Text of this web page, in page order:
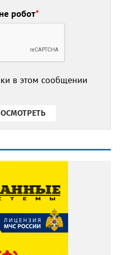
робот*
в этом сообщении